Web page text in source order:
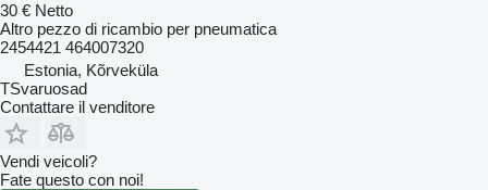
30 € Netto
Altro pezzo di ricambio per pneumatica
2454421 464007320
Estonia, Kõrveküla
TSvaruosad
Contattare il venditore
Vendi veicoli?
Fate questo con noi!